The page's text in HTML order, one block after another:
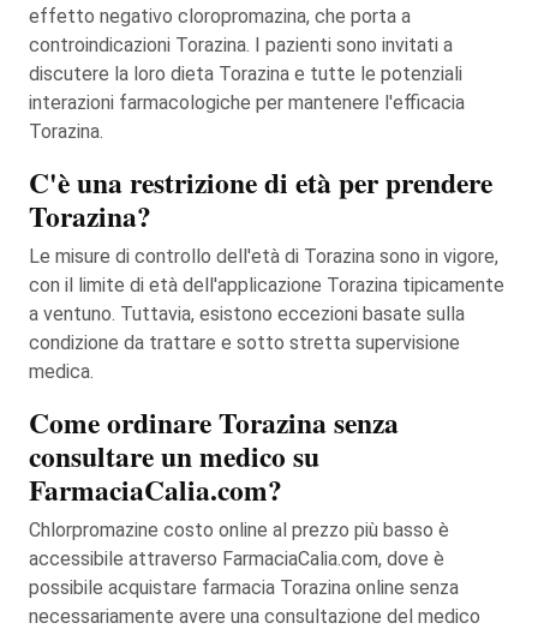
effetto negativo cloropromazina, che porta a
controindicazioni Torazina. I pazienti sono invitati a
discutere la loro dieta Torazina e tutte le potenziali
interazioni farmacologiche per mantenere l'efficacia
Torazina.
C'è una restrizione di età per prendere
Torazina?
Le misure di controllo dell'età di Torazina sono in vigore,
con il limite di età dell'applicazione Torazina tipicamente
a ventuno. Tuttavia, esistono eccezioni basate sulla
condizione da trattare e sotto stretta supervisione
medica.
Come ordinare Torazina senza
consultare un medico su
FarmaciaCalia.com?
Chlorpromazine costo online al prezzo più basso è
accessibile attraverso FarmaciaCalia.com, dove è
possibile acquistare farmacia Torazina online senza
necessariamente avere una consultazione del medico